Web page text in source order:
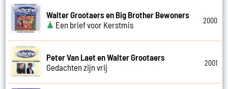
Walter Grootaers en Big Brother Bewoners
Een brief voor Kerstmis
2000
Peter Van Laet en Walter Grootaers
Gedachten zijn vrij
2001